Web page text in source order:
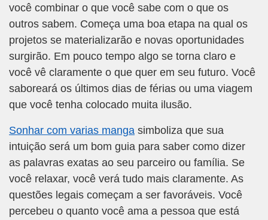
você combinar o que você sabe com o que os
outros sabem. Começa uma boa etapa na qual os
projetos se materializarão e novas oportunidades
surgirão. Em pouco tempo algo se torna claro e
você vê claramente o que quer em seu futuro. Você
saboreará os últimos dias de férias ou uma viagem
que você tenha colocado muita ilusão.
Sonhar com varias manga simboliza que sua
intuição será um bom guia para saber como dizer
as palavras exatas ao seu parceiro ou família. Se
você relaxar, você verá tudo mais claramente. As
questões legais começam a ser favoráveis. Você
percebeu o quanto você ama a pessoa que está